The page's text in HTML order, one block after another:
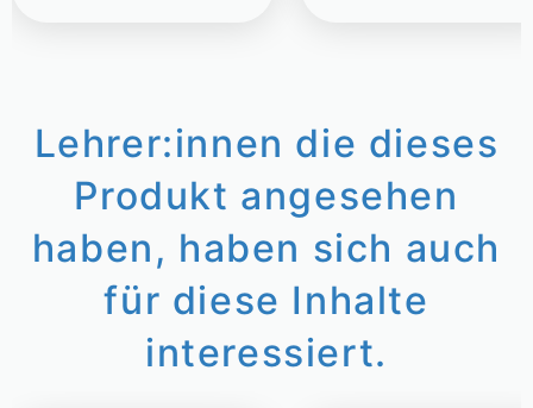
Lehrer:innen die dieses
Produkt angesehen
haben, haben sich auch
für diese Inhalte
interessiert.